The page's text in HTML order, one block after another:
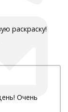
раскраску!
Очень